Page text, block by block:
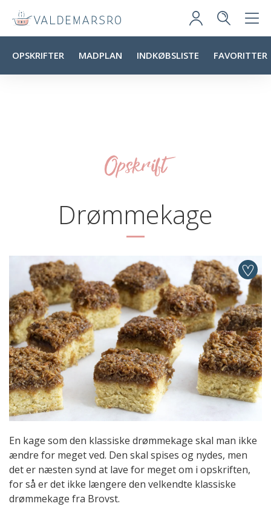
OPSKRIFTER MADPLAN INDKØBSLISTE FAVORITTER
Opskrift
Drømmekage
En kage som den klassiske drømmekage skal man ikke
ændre for meget ved. Den skal spises og nydes, men
det er næsten synd at lave for meget om i opskriften,
for så er det ikke længere den velkendte klassiske
drømmekage fra Brovst.